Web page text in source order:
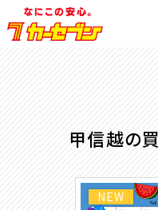
甲信越の
NEW